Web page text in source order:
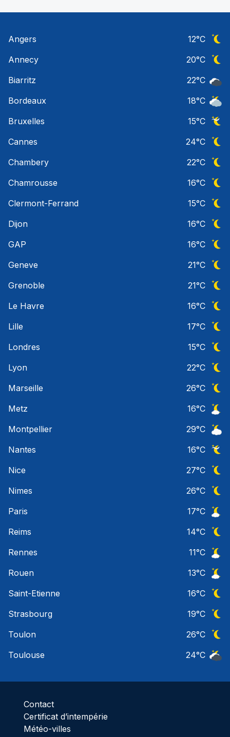
Angers 12°C
Annecy
20°C
Biarritz
22°C
Bordeaux
18°C
Bruxelles
15°C
Cannes
24°C
Chambery
22°C
Chamrousse
16°C
Clermont-Ferrand
15°C
Dijon
16°C
GAP
16°C
Geneve
21°C
Grenoble
21°C
Le Havre
16°C
Lille
17°C
Londres
15°C
Lyon
22°C
Marseille
26°C
Metz
16°C
Montpellier
29°C
Nantes
16°C
Nice
27°C
Nimes
26°C
Paris
17°C
Reims
14°C
Rennes
11°C
Rouen
13°C
Saint-Etienne
16°C
Strasbourg
19°C
Toulon
26°C
Toulouse
24°C
Contact
Certificat d’intempérie
Météo-villes